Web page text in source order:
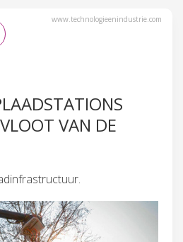
www.technologieenindustrie.com
VAN DE